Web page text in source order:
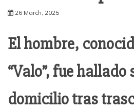
26 March, 2025
El hombre,
“Valo”, fue
domicilio tras